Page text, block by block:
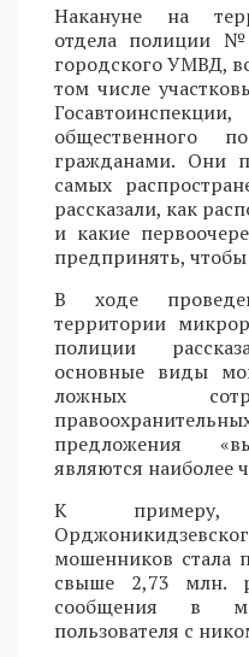
Накануне на
отдела полиции
городского УМВД,
том числе
общественного
гражданами. Они
самых
рассказали, как
и какие
предпринять,
В ходе
территории
полиции
основные виды
ложных
предложения
являются наиболее
К примеру,
мошенников стала
свыше 2,73 млн.
сообщения в
пользователя с